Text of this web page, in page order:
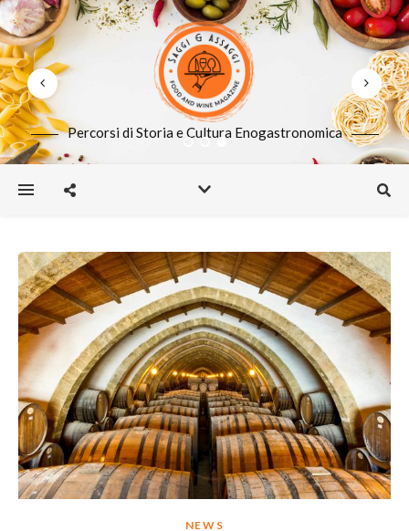
Percorsi di Storia e Cultura Enogastronomica
NEWS